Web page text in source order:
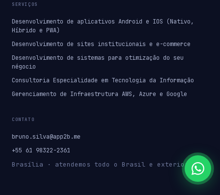
SERVIÇOS
Desenvolvimento de aplicativos Android e IOS (Nativo,
Híbrido e PWA)
Desenvolvimento de sites institucionais e e-commerce
Desenvolvimento de sistemas para otimização do seu
négocio
Consultoria Especialidade em Tecnologia da Informação
Gerenciamento de Infraestrutura AWS, Azure e Google
CONTATO
bruno.silva@app2b.me
+55 61 98322-2361
Brasília · atendemos todo o Brasil e exterior